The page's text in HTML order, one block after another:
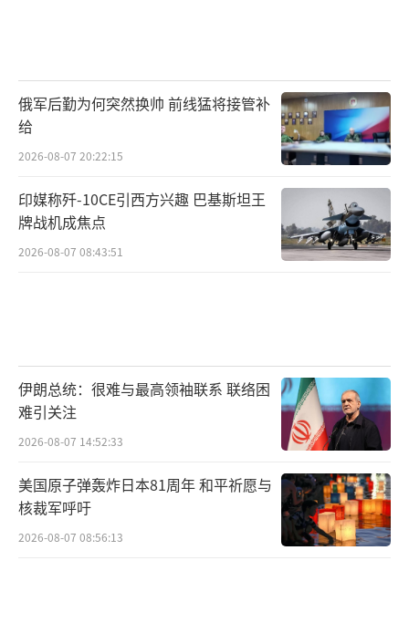
俄军后勤为何突然换帅 前线猛将接管补
给
2026-08-07 20:22:15
印媒称歼-10CE引西方兴趣 巴基斯坦王
牌战机成焦点
2026-08-07 08:43:51
伊朗总统：很难与最高领袖联系 联络困
难引关注
2026-08-07 14:52:33
美国原子弹轰炸日本81周年 和平祈愿与
核裁军呼吁
2026-08-07 08:56:13